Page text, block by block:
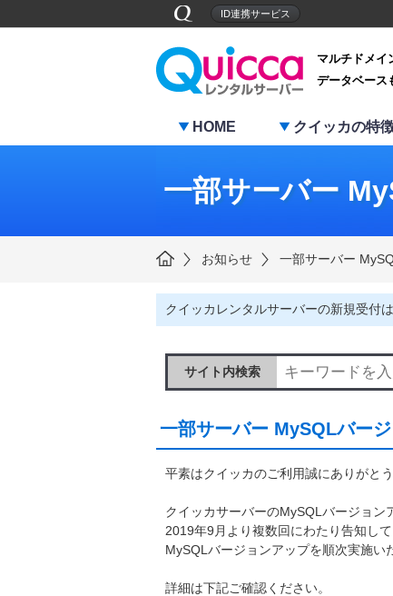
ID連携サービス
マルチドメイ
データベース
HOME クイッカの特
一部サーバー
お知らせ 一部サーバー
クイッカレンタルサーバーの新規受付
サイト内検索
一部サーバー MySQLバー
平素はクイッカのご利用誠にありがとう
クイッカサーバーのMySQLバージョン
2019年9月より複数回にわたり告知し
MySQLバージョンアップを順次実施い
詳細は下記ご確認ください。